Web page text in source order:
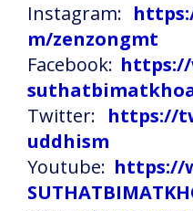
Instagram:
m/zenzongmt
Facebook: https://
Twitter: https://
uddhism
Youtube: https://